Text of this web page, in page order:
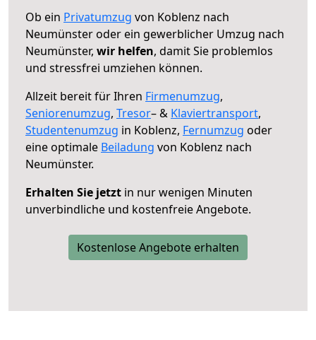
Ob ein Privatumzug von Koblenz nach
Neumünster oder ein gewerblicher Umzug nach
Neumünster, wir helfen, damit Sie problemlos
und stressfrei umziehen können.
Allzeit bereit für Ihren Firmenumzug,
Seniorenumzug, Tresor– & Klaviertransport,
Studentenumzug in Koblenz, Fernumzug oder
eine optimale Beiladung von Koblenz nach
Neumünster.
Erhalten Sie jetzt in nur wenigen Minuten
unverbindliche und kostenfreie Angebote.
Kostenlose Angebote erhalten